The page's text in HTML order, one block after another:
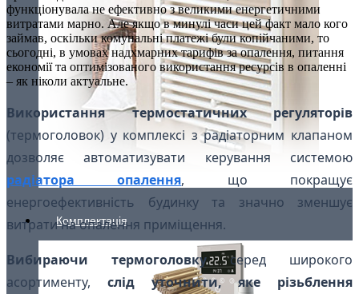
Комплектація
функціонувала не ефективно з великими енергетичними
витратами марно. Але якщо в минулі часи цей факт мало кого
займав, оскільки комунальні платежі були копійчаними, то
сьогодні, в умовах надхмарних тарифів за опалення, питання
економії та оптимізованого використання ресурсів в опаленні
– як ніколи актуальне.
Використання термостатичних регуляторів
(термоголовок) у комплексі з радіаторним клапаном
дозволяє автоматизувати керування системою
радіатора опалення, що покращує
енергоефективність будинку та значно зменшує
витрати на опалення приміщення.
Вибираючи термоголовкусеред широкого
асортименту, слід уточнити, яке різьблення